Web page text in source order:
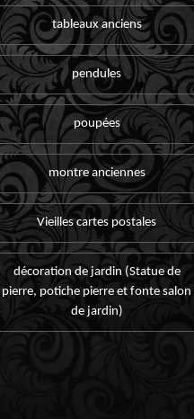
tableaux anciens
pendules
poupées
montre anciennes
Vieilles cartes postales
décoration de jardin (Statue de
pierre, potiche pierre et fonte salon
de jardin)